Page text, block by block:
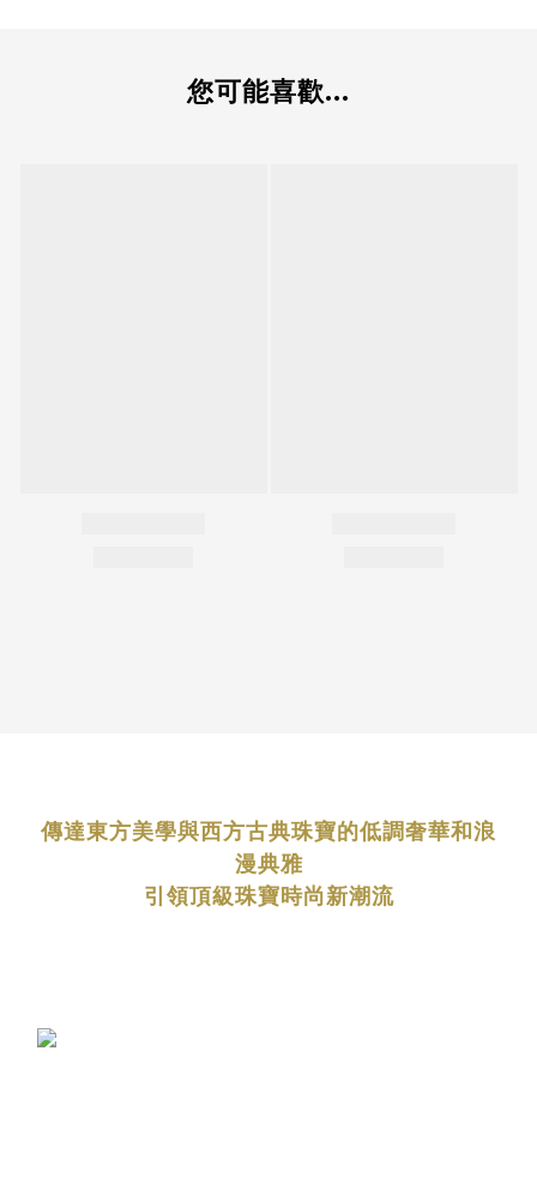
您可能喜歡...
傳達東方美學與西方古典珠寶的低調奢華和浪
漫典雅
引領頂級珠寶時尚新潮流